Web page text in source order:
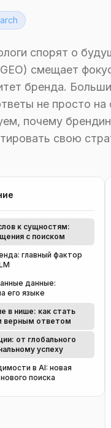
спорят о
смещает
бренда.
не просто на
почему
свою
к сущностям:
с поиском
главный фактор
данные:
его языке
в нише: как стать
верным ответом
от глобального
успеху
в AI: новая
поиска